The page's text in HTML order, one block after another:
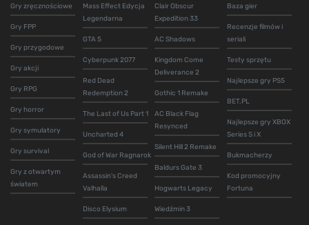
Gry zręcznościowe
Gry FPP
Gry przygodowe
Gry akcji
Gry RPG
Gry horror
Gry symulatory
Gry survival
Gry z otwartym
światem
Mass Effect Edycja
Legendarna
GTA 5
Cyberpunk 2077
Red Dead
Redemption 2
The Last of Us Part 1
Uncharted 4
God of War Ragnarok
Assassin's Creed
Valhalla
Disco Elysium
Clair Obscur
Expedition 33
AC Shadows
Kingdom Come
Deliverance 2
Gothic 1 Remake
AC Black Flag
Resynced
Silent Hill 2 Remake
Baldurs Gate 3
Hogwarts Legacy
Wiedźmin 3
Baza gier
Recenzje filmów i
seriali
Testy sprzętu
Najlepsze gry PS5
BET.PL
Najlepsze gry XBOX
Series S i X
Bukmacherzy
Kod promocyjny
Fortuna